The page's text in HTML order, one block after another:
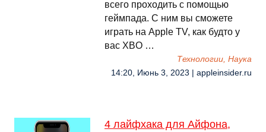
всего проходить с помощью
геймпада. С ним вы сможете
играть на Apple TV, как будто у
вас XBO …
Технологии, Наука
14:20, Июнь 3, 2023 | appleinsider.ru
4 лайфхака для Айфона,